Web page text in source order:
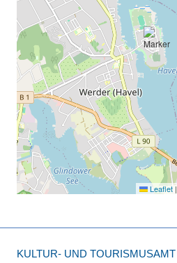
Leaflet|
KULTUR- UND TOURISMUSAMT